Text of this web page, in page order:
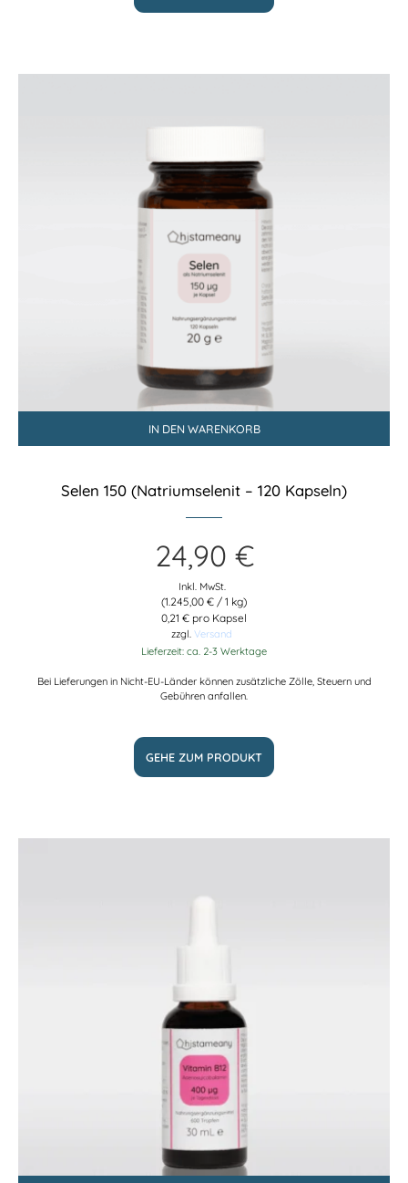
IN DEN WARENKORB
Selen 150 (Natriumselenit – 120 Kapseln)
24,90 €
Inkl. MwSt.
(1.245,00 € / 1 kg)
0,21 € pro Kapsel
zzgl. Versand
Lieferzeit: ca. 2-3 Werktage
Bei Lieferungen in Nicht-EU-Länder können zusätzliche Zölle, Steuern und
Gebühren anfallen.
GEHE ZUM PRODUKT